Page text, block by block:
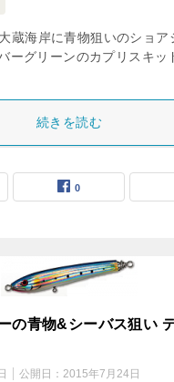
蔵海岸に青物狙いのショア
ーグリーンのカプリスキッ
続きを読む
0
の青物&シーバス狙い
公開日： 2015年7月24日